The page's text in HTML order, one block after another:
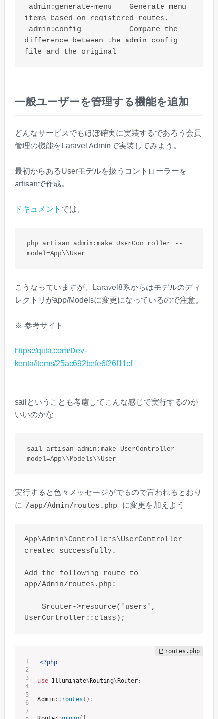
items based on registered routes.
difference between the admin config
file and the original
一般ユーザーを管理する機能を追加
どんなサービスでもほぼ確実に実装するであろう会員
管理の機能をLaravel Adminで実装してみよう。
最初からあるUserモデルを扱うコントローラーを
artisanで作成。
ドキュメント では、
php artisan admin:make UserController --
こうなっていますが、Laravel8系からはモデルのディ
レクトリがapp/Modelsに変更になっているので注意。
※ 参考サイト
https://qiita.com/Dev-
kenta/items/25ac692befe6f26f11cf
sailということも考慮してこんな感じで実行するのが
いいのかな
sail artisan admin:make UserController --
実行すると色々メッセージがでるので言われるとおり
に /app/Admin/routes.php に変更を加えよう
App\Admin\Controllers\UserController
created successfully.
Add the following route to
app/Admin/routes.php:
UserController::class);
<?php
use Illuminate\Routing\Router ;
Admin: : routes ( ) ;